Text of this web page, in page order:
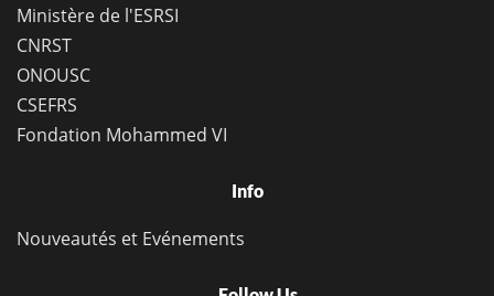
Ministère de l'ESRSI
CNRST
ONOUSC
CSEFRS
Fondation Mohammed VI
Info
Nouveautés et Evénements